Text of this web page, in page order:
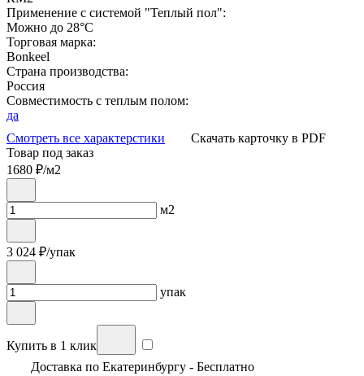
Применение с системой "Теплый пол":
Можно до 28°С
Торговая марка:
Bonkeel
Страна производства:
Россия
Совместимость с теплым полом:
да
Смотреть все характерстики
Скачать карточку в PDF
Товар под заказ
1680 ₽/м2
м2
3 024 ₽/упак
упак
Купить в 1 клик
Доставка по Екатеринбургу - Бесплатно